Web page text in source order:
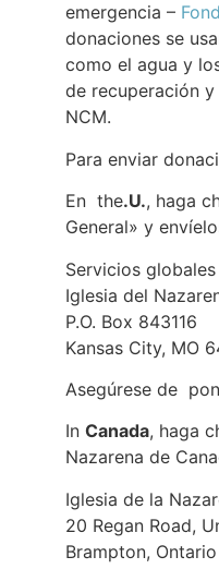
emergencia –
donaciones se
como el agua y
de recuperación
NCM.
Para enviar
En the.U., haga
General» y
Servicios
Iglesia del
P.O. Box 843116
Kansas City, MO
Asegúrese de
In Canada, haga
Nazarena de
Iglesia de la
20 Regan Road,
Brampton, Ontario